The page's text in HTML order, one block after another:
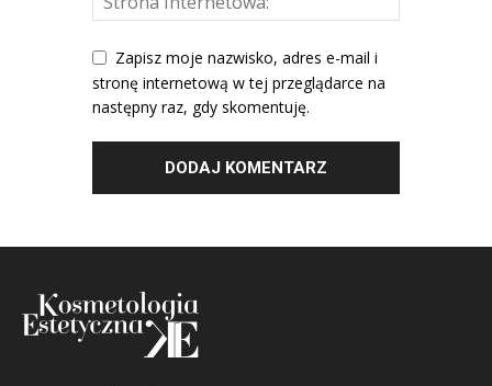
Zapisz moje nazwisko, adres e-mail i
stronę internetową w tej przeglądarce na
następny raz, gdy skomentuję.